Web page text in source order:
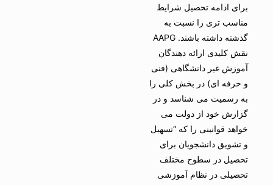
برای ادامه تحصیل شرایط
مناسب تری را نسبت به
گذشته داشته باشند. AAPG
نقش کلیدی ارائه دهندگان
آموزش غیر دانشگاهی (فنی
و حرفه ای) در بخش کلی را
به رسمیت می شناسد و در
گزارش خود از دولت می
خواهد قوانینی را که “تسهیل
و تشویق دانشجویان برای
تحصیل در سطوح مختلف
تحصیلی در نظام آموزشی